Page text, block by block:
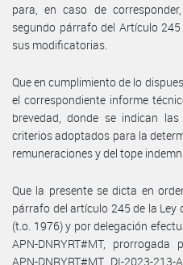
para, en caso de
segundo párrafo del Artículo
sus modificatorias.
Que en cumplimiento de lo
el correspondiente informe
brevedad, donde se indican
criterios adoptados para la
remuneraciones y del tope
Que la presente se dicta en
párrafo del artículo 245 de la Ley
(t.o. 1976) y por delegación
APN-DNRYRT#MT,
APN-DNRYRT#MT, DI-2023-